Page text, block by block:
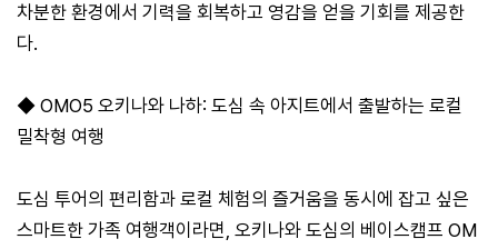
차분한 환경에서 기력을 회복하고 영감을 얻을 기회를 제공한
다.
◆ OMO5 오키나와 나하: 도심 속 아지트에서 출발하는 로컬
밀착형 여행
도심 투어의 편리함과 로컬 체험의 즐거움을 동시에 잡고 싶은
스마트한 가족 여행객이라면, 오키나와 도심의 베이스캠프 OM